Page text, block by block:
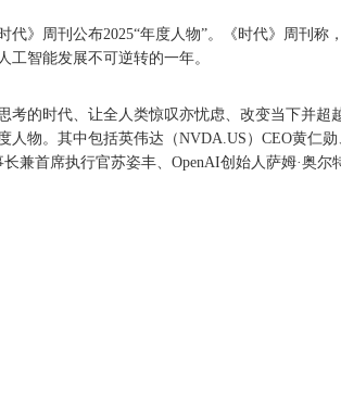
代》周刊公布2025“年度人物”。《时代》周刊称
工智能发展不可逆转的一年。
考的时代、让全人类惊叹亦忧虑、改变当下并超
人物。其中包括英伟达（NVDA.US）CEO黄仁
兼首席执行官苏姿丰、OpenAI创始人萨姆·奥尔